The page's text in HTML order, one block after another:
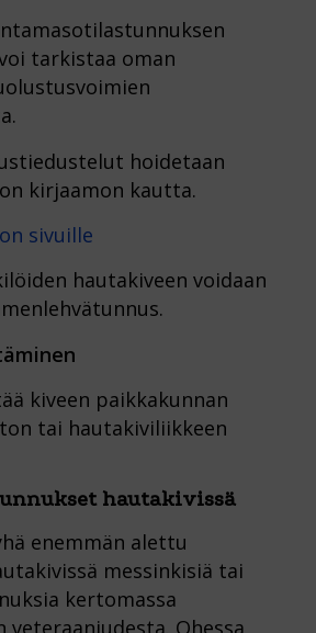
tarkistaa oman
hoidetaan
kirjaamon kautta.
sivuille
hautakiveen voidaan
kiveen paikkakunnan
tai hautakiviliikkeen
hautakivissä
enemmän alettu
messinkisiä tai
kertomassa